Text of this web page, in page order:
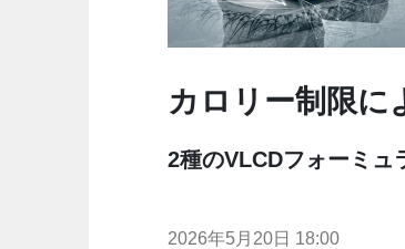
カロリー制限に
2種のVLCDフォーミュ
2026年5月20日 18:00